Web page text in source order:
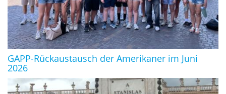
GAPP-Rückaustausch der Amerikaner im Juni
2026